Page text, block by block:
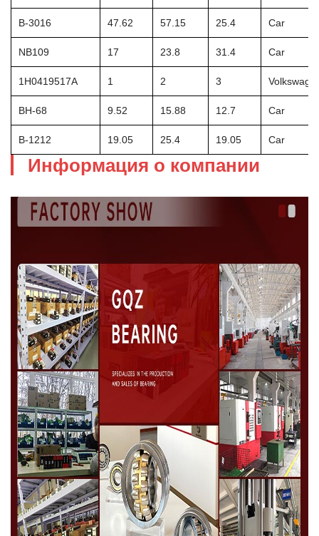
B-3016 47.62 57.15 25.4 Car
NB109 17 23.8 31.4 Car
1H0419517A 1 2 3
BH-68 9.52 15.88 12.7 Car
B-1212 19.05 25.4 19.05 Car
Информация о компании